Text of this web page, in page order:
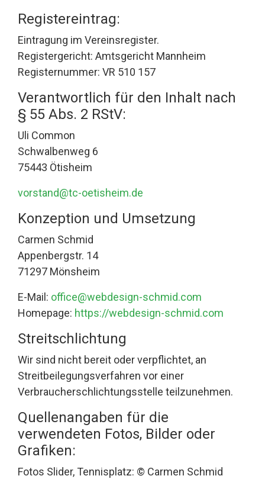
Registereintrag:
Eintragung im Vereinsregister.
Registergericht: Amtsgericht Mannheim
Registernummer: VR 510 157
Verantwortlich für den Inhalt nach
§ 55 Abs. 2 RStV:
Uli Common
Schwalbenweg 6
75443 Ötisheim
vorstand@tc-oetisheim.de
Konzeption und Umsetzung
Carmen Schmid
Appenbergstr. 14
71297 Mönsheim
E-Mail: office@webdesign-schmid.com
Homepage: https://webdesign-schmid.com
Streitschlichtung
Wir sind nicht bereit oder verpflichtet, an
Streitbeilegungsverfahren vor einer
Verbraucherschlichtungsstelle teilzunehmen.
Quellenangaben für die
verwendeten Fotos, Bilder oder
Grafiken:
Fotos Slider, Tennisplatz: © Carmen Schmid